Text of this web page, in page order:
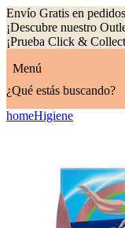
Envío Gratis en
¡Descubre nuestro
¡Prueba Click &
Menú
¿Qué estás buscando?
homeHigiene